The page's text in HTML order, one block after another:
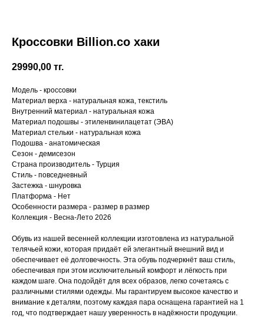
Кроссовки Billion.co хаки
29990,00 тг.
Модель - кроссовки
Материал верха - натуральная кожа, текстиль
Внутренний материал - натуральная кожа
Материал подошвы - этиленвинилацетат (ЭВА)
Материал стельки - натуральная кожа
Подошва - анатомическая
Сезон - демисезон
Страна производитель - Турция
Стиль - повседневный
Застежка - шнуровка
Платформа - Нет
Особенности размера - размер в размер
Коллекция - Весна-Лето 2026
Обувь из нашей весенней коллекции изготовлена из натуральной
телячьей кожи, которая придаёт ей элегантный внешний вид и
обеспечивает её долговечность. Эта обувь подчеркнёт ваш стиль,
обеспечивая при этом исключительный комфорт и лёгкость при
каждом шаге. Она подойдёт для всех образов, легко сочетаясь с
различными стилями одежды. Мы гарантируем высокое качество и
внимание к деталям, поэтому каждая пара оснащена гарантией на 1
год, что подтверждает нашу уверенность в надёжности продукции.